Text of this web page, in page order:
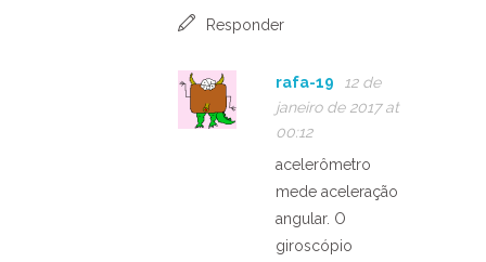
Responder
rafa-19
12 de
janeiro de 2017 at
00:12
acelerômetro
mede aceleração
angular. O
giroscópio